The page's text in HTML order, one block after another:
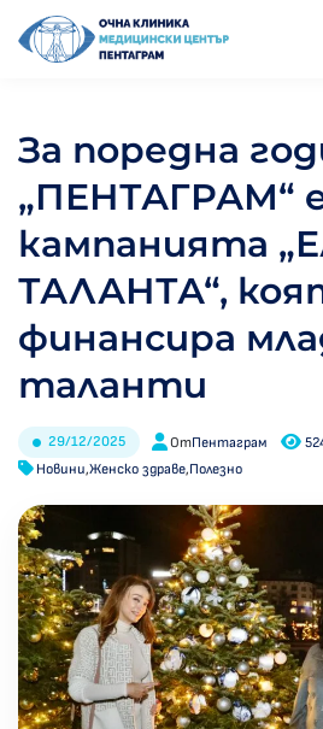
За поредна
„ПЕНТАГРАМ“
кампанията
ТАЛАНТА“,
финансира
таланти
29/12/2025 ОтПентаграм
Новини,Женско здраве,Полезно